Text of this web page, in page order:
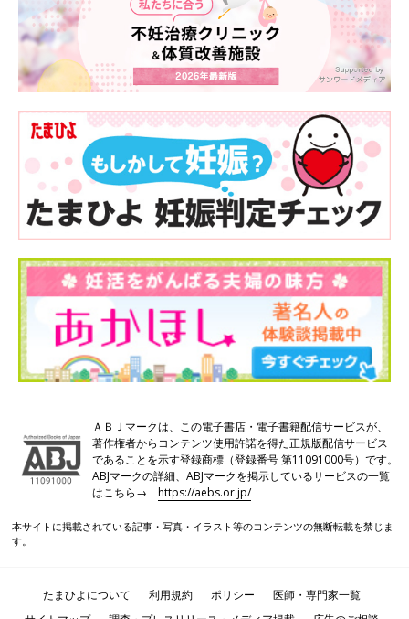
ＡＢＪマークは、この電子書店・電子書籍配信サービスが、
著作権者からコンテンツ使用許諾を得た正規版配信サービス
であることを示す登録商標（登録番号 第11091000号）です。
ABJマークの詳細、ABJマークを掲示しているサービスの一覧
はこちら→https://aebs.or.jp/
本サイトに掲載されている記事・写真・イラスト等のコンテンツの無断転載を禁じま
す。
たまひよについて 利用規約 ポリシー
医師・専門家一覧